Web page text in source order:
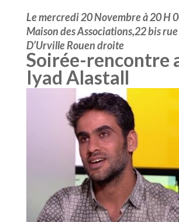
Le mercredi 20 Novembre à 20 H
Maison des Associations,22 bis
D’Urville Rouen droite
Soirée-rencontre
Iyad Alastall